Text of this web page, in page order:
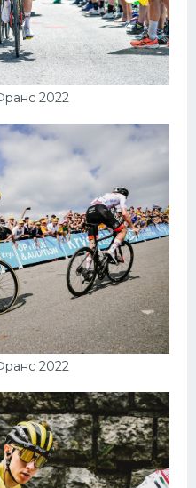
2022
2022